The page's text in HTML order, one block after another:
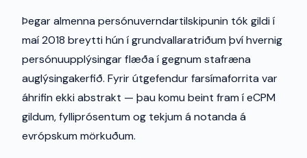
Þegar almenna persónuverndartilskipunin tók gildi í
maí 2018 breytti hún í grundvallaratriðum því hvernig
persónuupplýsingar flæða í gegnum stafræna
auglýsingakerfið. Fyrir útgefendur farsímaforrita var
áhrifin ekki abstrakt — þau komu beint fram í eCPM
gildum, fylliprósentum og tekjum á notanda á
evrópskum mörkuðum.